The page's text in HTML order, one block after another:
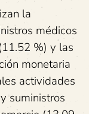
la
médicos
%) y las
monetaria
actividades
suministros